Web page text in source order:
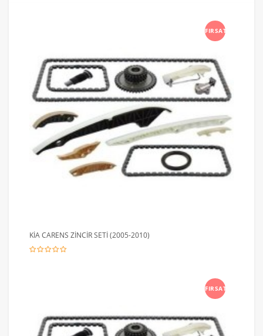
FIRSAT
KİA CARENS ZİNCİR SETİ (2005-2010)
FIRSAT